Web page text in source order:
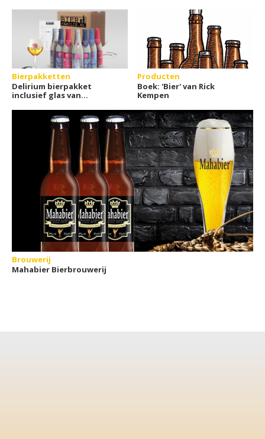
Bierpakketten
Delirium bierpakket
inclusief glas van
Producten
Boek: 'Bier' van Rick
Kempen
Brouwerij
Mahabier Bierbrouwerij